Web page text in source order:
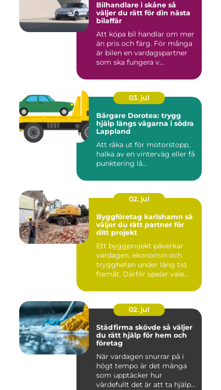
Bilhandlare i skåne så
väljer du rätt för din nästa
bilaffär
Att köpa bil handlar om mer
än pris och färg. För många
är bilen en vardagspartner
som ska fungera v...
03. jul
Bärgare Dorotea: trygg
hjälp längs vägarna i södra
Lappland
Att råka ut för motorstopp,
halka av en vinterväg eller få
punktering lå...
02. jul
Byggföretag karlshamn så
väljer du rätt partner för
ditt projekt
Ett byggprojekt påverkar
vardagen, ekonomin och
tryggheten under lång tid
framåt. Därför spelar vale...
02. jul
Städfirma skövde så väljer
du rätt hjälp för hem och
företag
När vardagen snurrar på i
högt tempo är det många
som upptäcker hur
värdefullt det är att ta hjälp